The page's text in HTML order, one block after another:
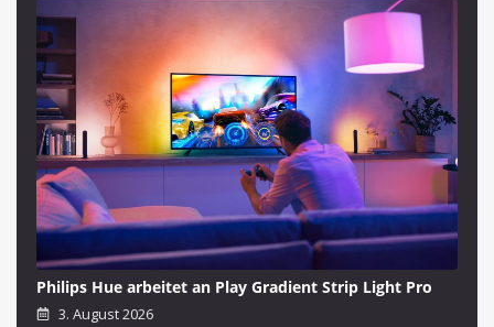
Philips Hue arbeitet an Play Gradient Strip Light Pro
3. August 2026